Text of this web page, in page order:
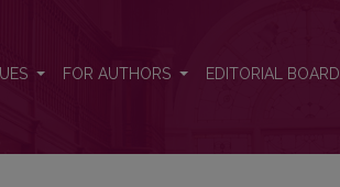
FOR AUTHORS EDITORIAL BOARD